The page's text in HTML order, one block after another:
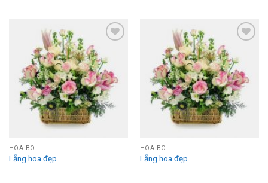
Wishlist
HOA BÓ
Lẵng hoa đẹp
Wishlist
HOA BÓ
Lẵng hoa đẹp